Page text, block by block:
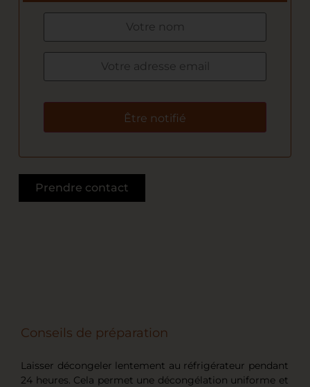
Être notifié
Prendre contact
Conseils de préparation
Laisser décongeler lentement au réfrigérateur pendant
24 heures. Cela permet une décongélation uniforme et